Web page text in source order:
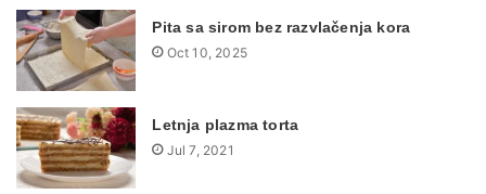
Pita sa sirom bez razvlačenja kora
Oct 10, 2025
Letnja plazma torta
Jul 7, 2021